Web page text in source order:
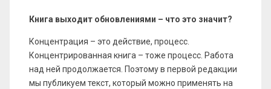
Книга выходит обновлениями – что это значит?
Концентрация – это действие, процесс.
Концентрированная книга – тоже процесс. Работа
над ней продолжается. Поэтому в первой редакции
мы публикуем текст, который можно применять на